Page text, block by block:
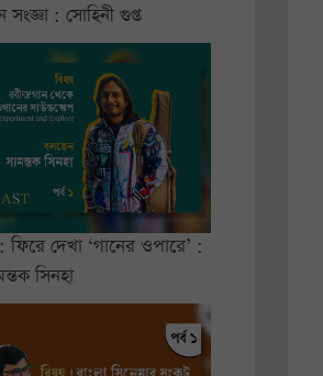
: সোহিনী গুপ্ত
দেখা ‘গানের ওপারে’ :
সিনহা